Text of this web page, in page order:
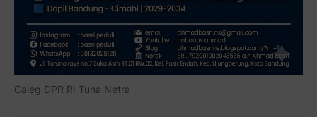
Caleg DPR RI Tuna Netra